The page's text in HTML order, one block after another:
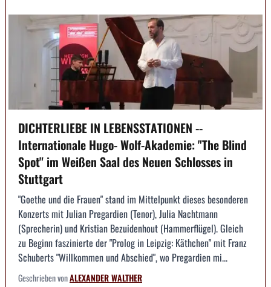
DICHTERLIEBE IN LEBENSSTATIONEN --
Internationale Hugo- Wolf-Akademie: "The Blind
Spot" im Weißen Saal des Neuen Schlosses in
Stuttgart
"Goethe und die Frauen" stand im Mittelpunkt dieses besonderen
Konzerts mit Julian Pregardien (Tenor), Julia Nachtmann
(Sprecherin) und Kristian Bezuidenhout (Hammerflügel). Gleich
zu Beginn faszinierte der "Prolog in Leipzig: Käthchen" mit Franz
Schuberts "Willkommen und Abschied", wo Pregardien mi...
Geschrieben vonALEXANDER WALTHER